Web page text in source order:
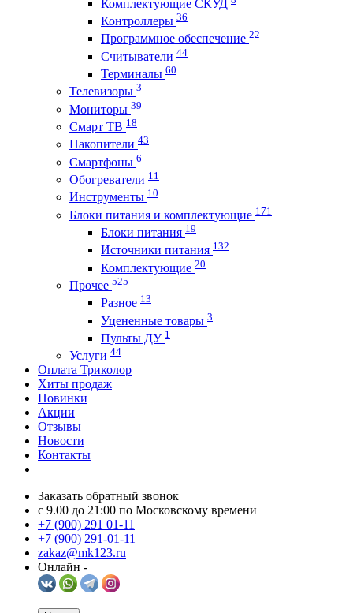
Комплектующие СКУД
Контроллеры 36
Программное обеспечение 22
Считыватели 44
Терминалы 60
Телевизоры 3
Мониторы 39
Смарт ТВ 18
Накопители 43
Смартфоны 6
Обогреватели 11
Инструменты 10
Блоки питания и комплектующие 171
Блоки питания 19
Источники питания 132
Комплектующие 20
Прочее 525
Разное 13
Уцененные товары 3
Пульты ДУ 1
Услуги 44
Оплата Триколор
Хиты продаж
Новинки
Акции
Отзывы
Новости
Контакты
Заказать обратный звонок
c 9.00 до 21:00 по Московскому времени
+7 (900) 291 01-11
+7 (900) 291-01-11
zakaz@mk123.ru
Онлайн -